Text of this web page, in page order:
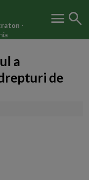
-
menu search
a
de